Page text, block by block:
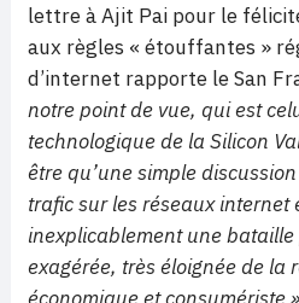
lettre à Ajit Pai pour le
aux règles « étouffantes »
d’internet rapporte le San
notre point de vue, qui est
technologique de la Silicon
être qu’une simple
trafic sur les réseaux internet
inexplicablement une
exagérée, très éloignée de la